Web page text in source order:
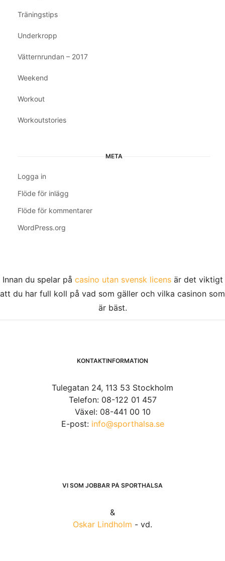
Träningstips
Underkropp
Vätternrundan – 2017
Weekend
Workout
Workoutstories
META
Logga in
Flöde för inlägg
Flöde för kommentarer
WordPress.org
Innan du spelar på casino utan svensk licensär det viktigt
att du har full koll på vad som gäller och vilka casinon som
är bäst.
KONTAKTINFORMATION
Tulegatan 24, 113 53 Stockholm
Telefon: 08-122 01 457
Växel: 08-441 00 10
E-post: info@sporthalsa.se
VI SOM JOBBAR PÅ SPORTHÄLSA
&
Oskar Lindholm - vd.